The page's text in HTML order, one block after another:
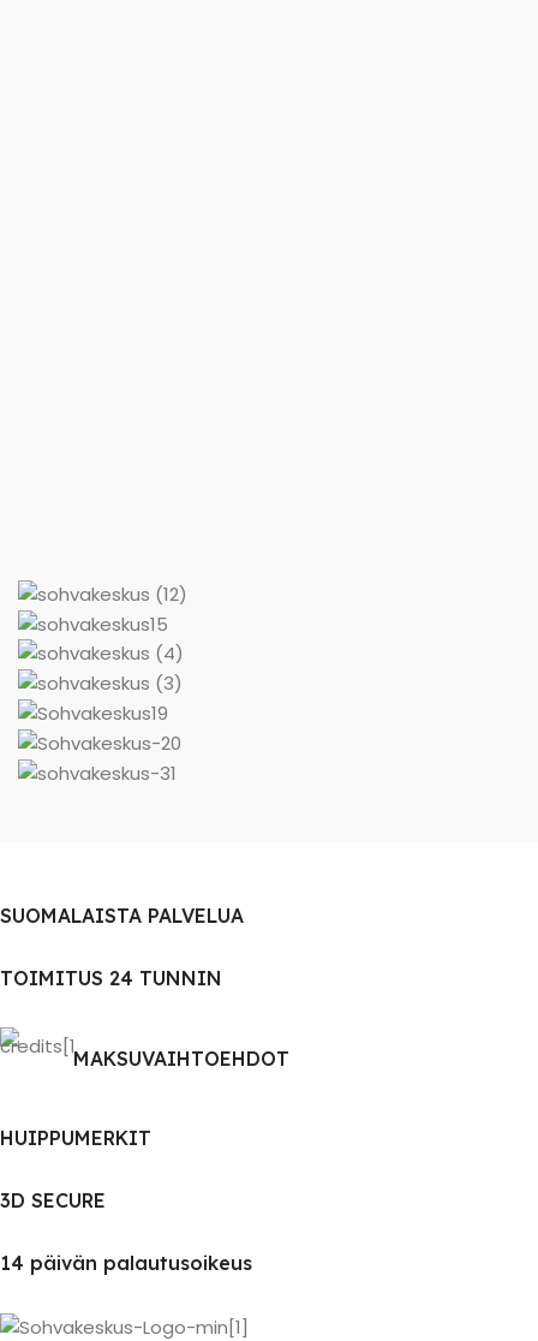
SUOMALAISTA PALVELUA
TOIMITUS 24 TUNNIN
MAKSUVAIHTOEHDOT
HUIPPUMERKIT
3D SECURE
14 päivän palautusoikeus